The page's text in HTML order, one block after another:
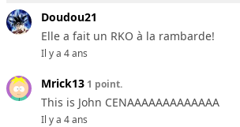
Doudou21
Elle a fait un RKO à la rambarde!
Il y a 4 ans
Mrick13 1 point.
This is John CENAAAAAAAAAAAAA
Il y a 4 ans